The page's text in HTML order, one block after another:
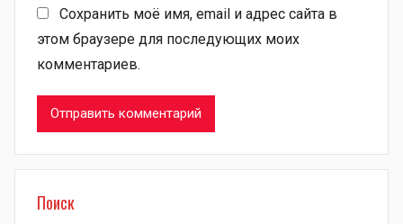
Сохранить моё имя, email и адрес сайта в
этом браузере для последующих моих
комментариев.
Поиск